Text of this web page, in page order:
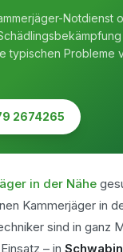
Notdienst
typischen Probleme
2674265
in der Nähe
Kammerjäger in
sind in ganz
– in